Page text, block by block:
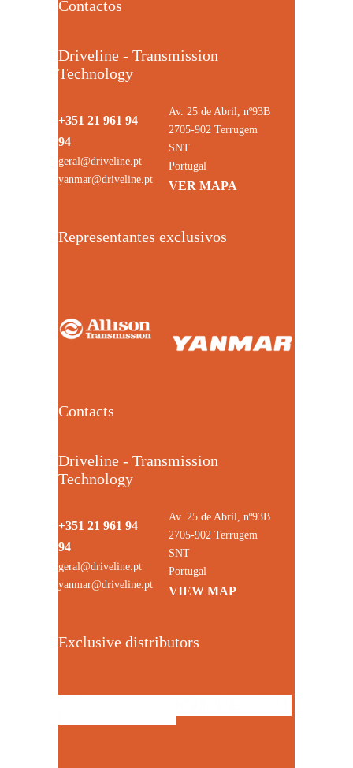
Contactos
Driveline - Transmission
Technology
+351 21 961 94
94
geral@driveline.pt
yanmar@driveline.pt
Av. 25 de Abril, nº93B
2705-902 Terrugem
SNT
Portugal
VER MAPA
Representantes exclusivos
Contacts
Driveline - Transmission
Technology
+351 21 961 94
94
geral@driveline.pt
yanmar@driveline.pt
Av. 25 de Abril, nº93B
2705-902 Terrugem
SNT
Portugal
VIEW MAP
Exclusive distributors